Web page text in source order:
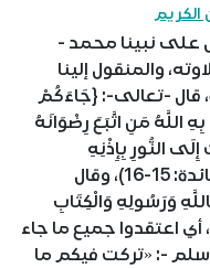
الكريم
على نبينا محمد -
والمنقول إلينا
قال -تعالى-: {جَاءَكُمْ
مُبِينٌ (15) يَهْدِي بِهِ اللَّهُ مَنِ اتَّبَعَ رِضْوَانَهُ
النُّورِ بِإِذْنِهِ
وَيَهْدِيهِمْ إِلَى صِرَاطٍ مُسْتَقِيمٍ}(المائدة: 15-16)، وقال
وَرَسُولِهِ وَالْكِتَابِ
نَزَّلَ عَلَى رَسُولِهِ}(النساء: 136)، أي اعتقدوا جميع ما جاء
-: «تركت فيكم ما